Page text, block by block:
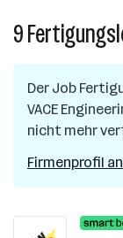
9
Der Job
VACE
nicht mehr
Firmenprofil